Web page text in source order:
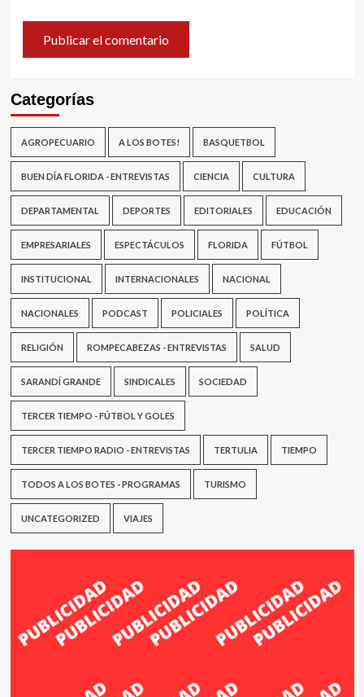
Categorías
AGROPECUARIO A LOS BOTES! BASQUETBOL
BUEN DÍA FLORIDA - ENTREVISTAS CIENCIA CULTURA
DEPARTAMENTAL DEPORTES EDITORIALES EDUCACIÓN
EMPRESARIALES ESPECTÁCULOS FLORIDA FÚTBOL
INSTITUCIONAL INTERNACIONALES NACIONAL
NACIONALES PODCAST POLICIALES POLÍTICA
RELIGIÓN ROMPECABEZAS - ENTREVISTAS SALUD
SARANDÍ GRANDE SINDICALES SOCIEDAD
TERCER TIEMPO - FÚTBOL Y GOLES
TERCER TIEMPO RADIO - ENTREVISTAS TERTULIA TIEMPO
TODOS A LOS BOTES - PROGRAMAS TURISMO
UNCATEGORIZED VIAJES